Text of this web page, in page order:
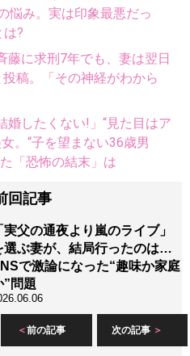
悩み。実は印象最悪だっ
は?
に求刑7年でも、妻は翌日
投稿。「その神経がわから
したくない!」“見た目はア
。“子を望まない36歳男
「恐怖の結末」は
回記事
実父の通夜より嵐のライブ」
選ぶ妻が、結局行ったのは…
で激論になった“趣味か家庭
”問題
前の記事 次の記事